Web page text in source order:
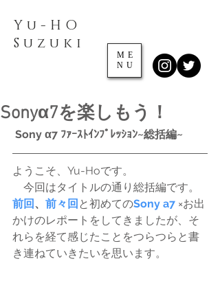
Yu-HO
​Suzuki
ME
NU
Sonyα7を楽しもう！
Sony α7 ﾌｧｰｽﾄｲﾝﾌﾟﾚｯｼｮﾝ~総括編~
ようこそ、Yu-Hoです。
今回はタイトルの通り総括編です。
前回 、 前々回 と初めてのSony a7 ×お出
かけのレポートをしてきましたが、そ
れらを経て感じたことをつらつらと書
き連ねていきたいを思います。